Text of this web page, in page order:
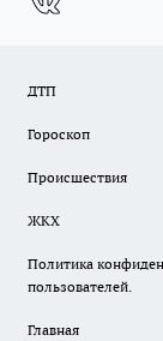
ДТП
Гороскоп
Происшествия
ЖКХ
Политика
пользователей.
Главная